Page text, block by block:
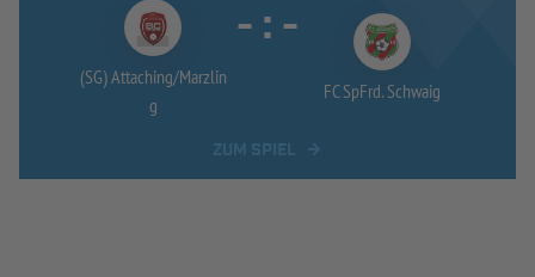
(SG) Attaching/Marzlin
g
- : -
FC SpFrd. Schwaig